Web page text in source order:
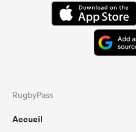
RugbyPass
Accueil